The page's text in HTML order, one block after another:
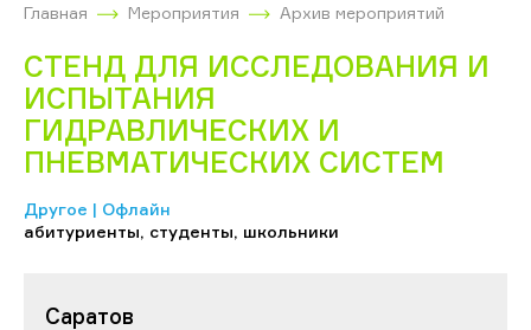
ПОИСК
Главная Мероприятия Архив мероприятий
СТЕНД ДЛЯ ИССЛЕДОВАНИЯ И
ИСПЫТАНИЯ
ГИДРАВЛИЧЕСКИХ И
ПНЕВМАТИЧЕСКИХ СИСТЕМ
Другое | Офлайн
абитуриенты, студенты, школьники
Саратов